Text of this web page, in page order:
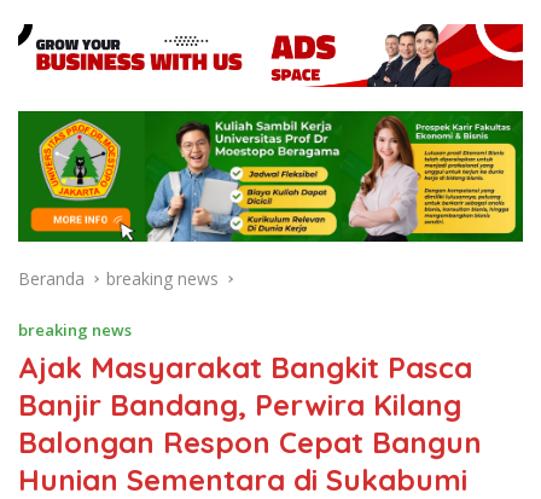
Beranda breaking news
breaking news
Ajak Masyarakat Bangkit Pasca
Banjir Bandang, Perwira Kilang
Balongan Respon Cepat Bangun
Hunian Sementara di Sukabumi